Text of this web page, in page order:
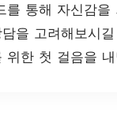
를 통해 자신감을
을 고려해보시
위한 첫 걸음을